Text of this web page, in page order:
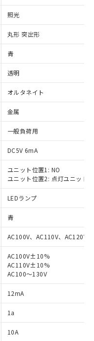
照光
丸形 突出形
青
透明
オルタネイト
金属
一般負荷用
DC5V 6mA
ユニット位置1: NO
ユニット位置2: 点灯ユニット
LEDランプ
青
AC100V、AC110V、AC120V
AC100V±10%
AC110V±10%
AC100～130V
12mA
1a
10A
（10物質）の
可能な商品で
10物質）の非含
る予定のある